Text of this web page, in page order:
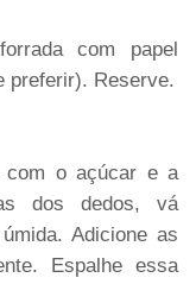
com papel
preferir). Reserve.
com o açúcar e a
dos dedos, vá
Adicione as
Espalhe essa